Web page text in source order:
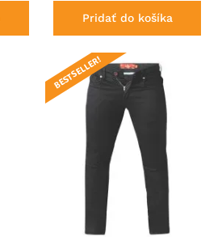
Pridať do košíka
BESTSELLER!